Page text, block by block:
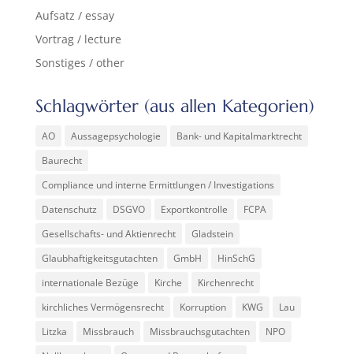
Aufsatz / essay
Vortrag / lecture
Sonstiges / other
Schlagwörter (aus allen Kategorien)
AO Aussagepsychologie
Bank- und Kapitalmarktrecht
Baurecht
Compliance und interne Ermittlungen / Investigations
Datenschutz
DSGVO Exportkontrolle
FCPA
Gesellschafts- und Aktienrecht
Gladstein
Glaubhaftigkeitsgutachten
GmbH
HinSchG
internationale Bezüge
Kirche
Kirchenrecht
kirchliches Vermögensrecht
Korruption KWG
Lau
Litzka
Missbrauch Missbrauchsgutachten
NPO